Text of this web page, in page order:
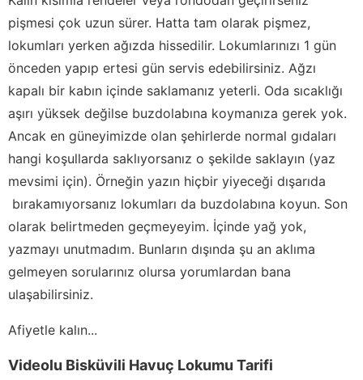
pişmesi çok uzun sürer. Hatta tam olarak pişmez,
lokumları yerken ağızda hissedilir. Lokumlarınızı 1 gün
önceden yapıp ertesi gün servis edebilirsiniz. Ağzı
kapalı bir kabın içinde saklamanız yeterli. Oda sıcaklığı
aşırı yüksek değilse buzdolabına koymanıza gerek yok.
Ancak en güneyimizde olan şehirlerde normal gıdaları
hangi koşullarda saklıyorsanız o şekilde saklayın (yaz
mevsimi için). Örneğin yazın hiçbir yiyeceği dışarıda
bırakamıyorsanız lokumları da buzdolabına koyun. Son
olarak belirtmeden geçmeyeyim. İçinde yağ yok,
yazmayı unutmadım. Bunların dışında şu an aklıma
gelmeyen sorularınız olursa yorumlardan bana
ulaşabilirsiniz.
Afiyetle kalın...
Videolu Bisküvili Havuç Lokumu Tarifi